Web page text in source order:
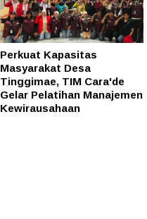
Perkuat Kapasitas
Masyarakat Desa
Tinggimae, TIM Cara'de
Gelar Pelatihan Manajemen
Kewirausahaan